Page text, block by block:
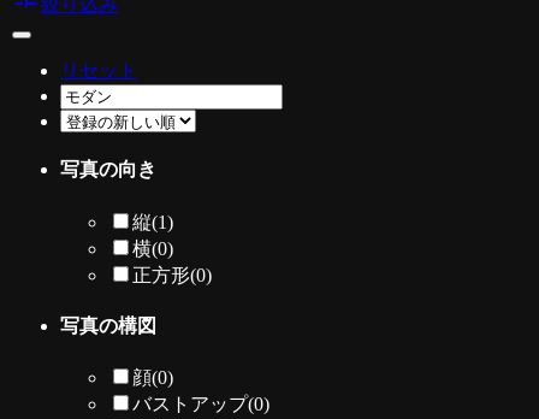
絞り込み
リセット
写真の向き
縦(1)
横(0)
正方形(0)
写真の構図
顔(0)
バストアップ(0)